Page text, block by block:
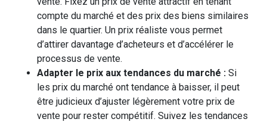
compte du marché et des prix des biens similaires
dans le quartier. Un prix réaliste vous permet
d’attirer davantage d’acheteurs et d’accélérer le
processus de vente.
Adapter le prix aux tendances du marché : Si
les prix du marché ont tendance à baisser, il peut
être judicieux d’ajuster légèrement votre prix de
vente pour rester compétitif. Suivez les tendances